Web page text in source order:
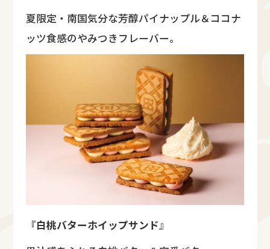
夏限定・南国気分な芳醇パイナップル＆ココナ
ッツ食感のやみつきフレーバー。
『白桃バターホイップサンド』